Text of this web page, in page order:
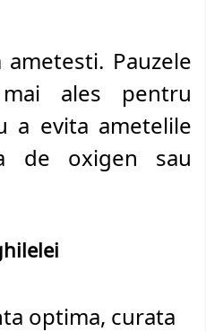
Pauzele
ales pentru
a evita ametelile
de oxigen sau
optima, curata